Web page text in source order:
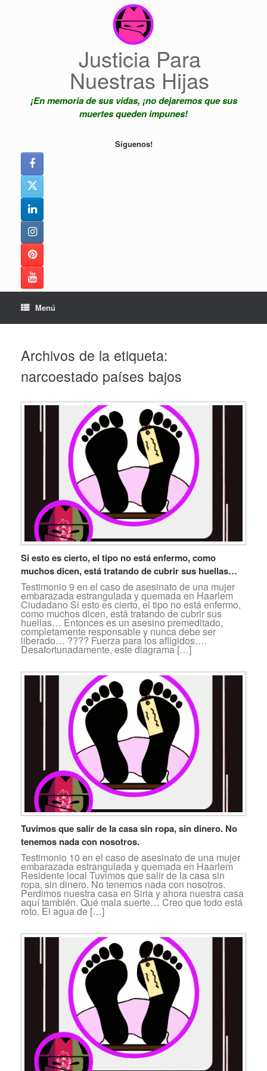
Justicia Para
Nuestras Hijas
¡En memoria de sus vidas, ¡no dejaremos que sus
muertes queden impunes!
Síguenos!
Menú
Archivos de la etiqueta:
narcoestado países bajos
Si esto es cierto, el tipo no está enfermo, como
muchos dicen, está tratando de cubrir sus huellas…
Testimonio 9 en el caso de asesinato de una mujer
embarazada estrangulada y quemada en Haarlem
Ciudadano Si esto es cierto, el tipo no está enfermo,
como muchos dicen, está tratando de cubrir sus
huellas… Entonces es un asesino premeditado,
completamente responsable y nunca debe ser
liberado… ???? Fuerza para los afligidos….
Desafortunadamente, este diagrama […]
Tuvimos que salir de la casa sin ropa, sin dinero. No
tenemos nada con nosotros.
Testimonio 10 en el caso de asesinato de una mujer
embarazada estrangulada y quemada en Haarlem
Residente local Tuvimos que salir de la casa sin
ropa, sin dinero. No tenemos nada con nosotros.
Perdimos nuestra casa en Siria y ahora nuestra casa
aquí también. Qué mala suerte… Creo que todo está
roto. El agua de […]